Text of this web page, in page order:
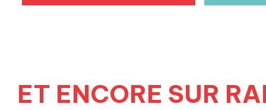
ET ENCORE SUR